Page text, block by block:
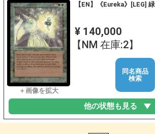
【EN】《Eureka》[LEG]
¥ 140,000
【NM 在庫:2】
同名商品
検索
他の状態も見る